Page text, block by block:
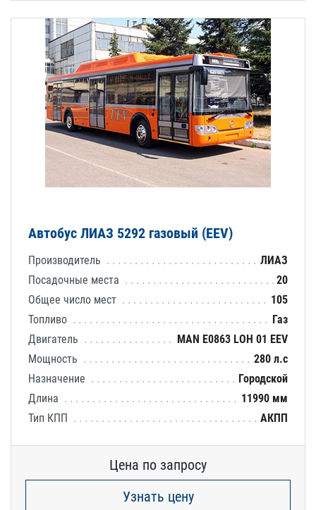
Автобус ЛИАЗ 5292 газовый (EEV)
Производитель
ЛИАЗ
Посадочные места
20
Общее число мест
105
Топливо
Газ
Двигатель
MAN E0863 LOH 01 EEV
Мощность
280 л.с
Назначение
Городской
Длина
11990 мм
Тип КПП
АКПП
Цена по запросу
Узнать цену